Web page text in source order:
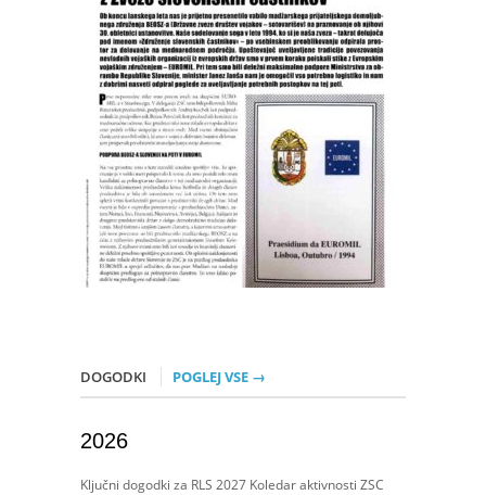
DOGODKI POGLEJ VSE →
2026
Ključni dogodki za RLS 2027 Koledar aktivnosti ZSC